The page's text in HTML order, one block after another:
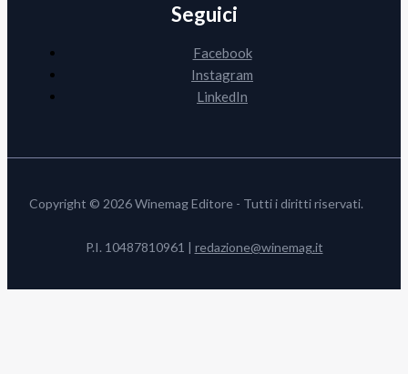
Seguici
Facebook
Instagram
LinkedIn
Copyright © 2026 Winemag Editore - Tutti i diritti riservati.
P.I. 10487810961 | redazione@winemag.it